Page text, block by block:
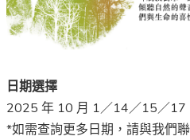
日期選擇
2025 年 10 月 1／14／15／17
*如需查詢更多日期，請與我們